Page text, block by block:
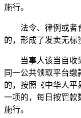
施行。
法令、律例或者食
的，形成了发卖无标
当事人该当自收到
同一公共领取平台
的，按照《中华人平
一项的，每日按罚款
施行。